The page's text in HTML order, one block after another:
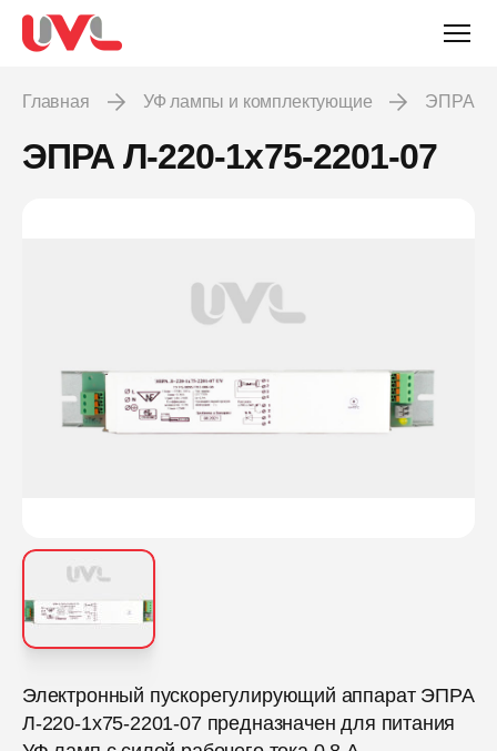
Главная УФ лампы и комплектующие ЭПРА
ЭПРА Л-220-1х75-2201-07
Электронный пускорегулирующий аппарат ЭПРА
Л-220-1х75-2201-07 предназначен для питания